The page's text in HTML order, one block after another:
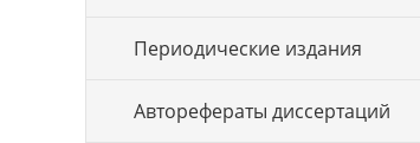
Периодические издания
Авторефераты диссертаций